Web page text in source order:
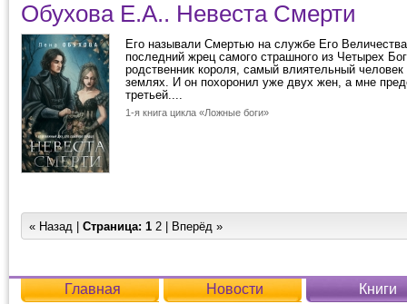
Обухова Е.А.. Невеста Смерти
Его называли Смертью на службе Его
последний жрец самого страшного из Четырех
родственник короля, самый влиятельный
землях. И он похоронил уже двух жен, а мне
третьей....
1-я книга цикла «Ложные боги»
« Назад | Страница: 1 2 Вперёд »
Главная Новости Книги